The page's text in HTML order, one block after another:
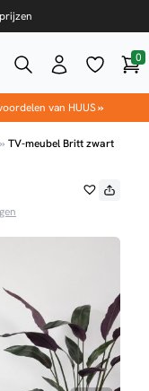
0
van HUUS»
» TV-meubel Britt zwart